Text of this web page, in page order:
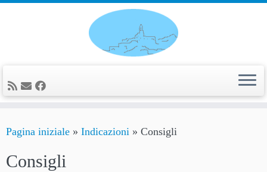
Pagina iniziale » Indicazioni » Consigli
Consigli